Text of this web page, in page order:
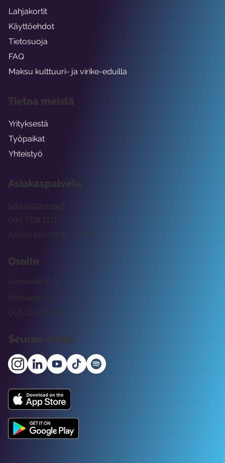
Asiakaspalvelu
tuki@rockway.fi
Arkisin klo 09:00 -15:00
045 7731 1111
Osoite
Rockway Oy
Lemuntie 3-5
00510 Helsinki
Seuraa meitä
Lahjakortit
Käyttöehdot
Tietosuoja
FAQ
Maksu kulttuuri- ja virike-eduilla
Tietoa meistä
Yrityksestä
Työpaikat
Yhteistyö